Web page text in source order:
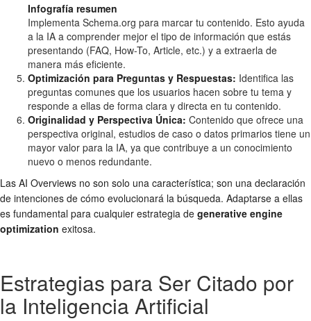
Infografía resumen
Implementa Schema.org para marcar tu contenido. Esto ayuda
a la IA a comprender mejor el tipo de información que estás
presentando (FAQ, How-To, Article, etc.) y a extraerla de
manera más eficiente.
Optimización para Preguntas y Respuestas: Identifica las
preguntas comunes que los usuarios hacen sobre tu tema y
responde a ellas de forma clara y directa en tu contenido.
Originalidad y Perspectiva Única: Contenido que ofrece una
perspectiva original, estudios de caso o datos primarios tiene un
mayor valor para la IA, ya que contribuye a un conocimiento
nuevo o menos redundante.
Las AI Overviews no son solo una característica; son una declaración
de intenciones de cómo evolucionará la búsqueda. Adaptarse a ellas
es fundamental para cualquier estrategia de generative engine
optimization exitosa.
Estrategias para Ser Citado por
la Inteligencia Artificial